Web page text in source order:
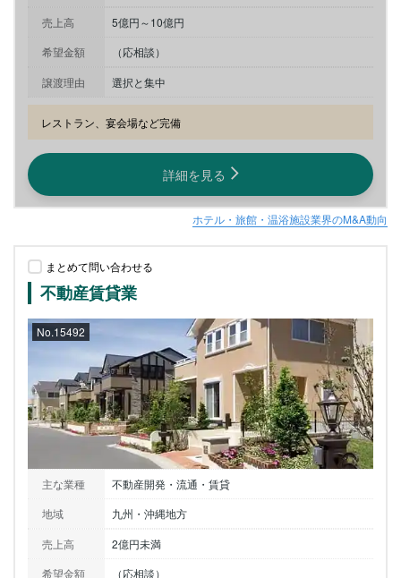
売上高
5億円～10億円
希望金額
（応相談）
譲渡理由
選択と集中
レストラン、宴会場など完備
詳細を見る
ホテル・旅館・温浴施設業界のM&A動向
まとめて問い合わせる
不動産賃貸業
No.15492
主な業種
不動産開発・流通・賃貸
地域
九州・沖縄地方
売上高
2億円未満
希望金額
（応相談）